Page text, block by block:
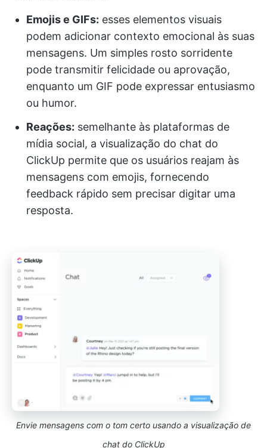
Emojis e GIFs: esses elementos visuais
podem adicionar contexto emocional às suas
mensagens. Um simples rosto sorridente
pode transmitir felicidade ou aprovação,
enquanto um GIF pode expressar entusiasmo
ou humor.
Reações: semelhante às plataformas de
mídia social, a visualização do chat do
ClickUp permite que os usuários reajam às
mensagens com emojis, fornecendo
feedback rápido sem precisar digitar uma
resposta.
Envie mensagens com o tom certo usando a visualização de
chat do ClickUp